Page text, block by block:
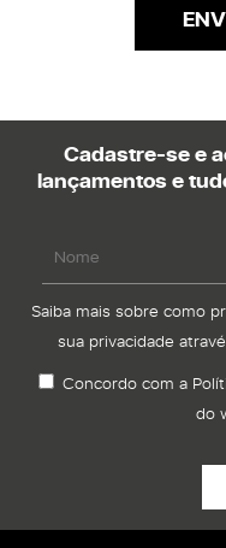
Cadastre-se e
lançamentos e
Saiba mais sobre como
sua privacidade
Concordo com a
do